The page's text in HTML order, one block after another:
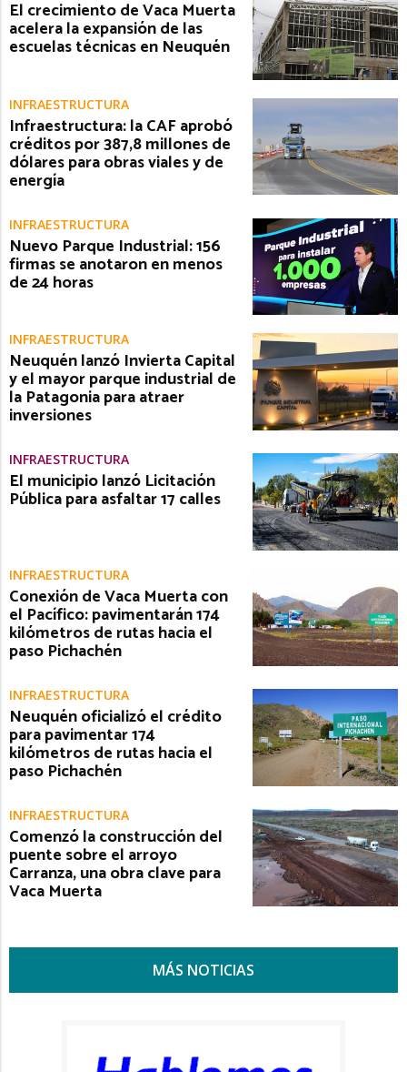
El crecimiento de Vaca Muerta
acelera la expansión de las
escuelas técnicas en Neuquén
INFRAESTRUCTURA
Infraestructura: la CAF aprobó
créditos por 387,8 millones de
dólares para obras viales y de
energía
INFRAESTRUCTURA
Nuevo Parque Industrial: 156
firmas se anotaron en menos
de 24 horas
INFRAESTRUCTURA
Neuquén lanzó Invierta Capital
y el mayor parque industrial de
la Patagonia para atraer
inversiones
INFRAESTRUCTURA
El municipio lanzó Licitación
Pública para asfaltar 17 calles
INFRAESTRUCTURA
Conexión de Vaca Muerta con
el Pacífico: pavimentarán 174
kilómetros de rutas hacia el
paso Pichachén
INFRAESTRUCTURA
Neuquén oficializó el crédito
para pavimentar 174
kilómetros de rutas hacia el
paso Pichachén
INFRAESTRUCTURA
Comenzó la construcción del
puente sobre el arroyo
Carranza, una obra clave para
Vaca Muerta
MÁS NOTICIAS